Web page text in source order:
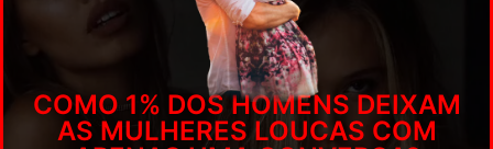
COMO 1% DOS HOMENS DEIXAM
AS MULHERES LOUCAS COM